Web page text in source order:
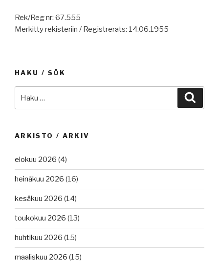
ei
kannata,
Punaisella
Costa
–
capo.”
Rek/Reg nr: 67.555
Merkitty rekisteriin / Registrerats: 14.06.1955
HAKU / SÖK
ARKISTO / ARKIV
elokuu 2026 (4)
heinäkuu 2026 (16)
kesäkuu 2026 (14)
toukokuu 2026 (13)
huhtikuu 2026 (15)
maaliskuu 2026 (15)